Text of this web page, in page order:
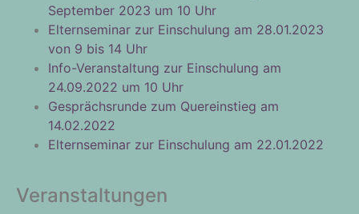
September 2023 um 10 Uhr
Elternseminar zur Einschulung am 28.01.2023
von 9 bis 14 Uhr
Info-Veranstaltung zur Einschulung am
24.09.2022 um 10 Uhr
Gesprächsrunde zum Quereinstieg am
14.02.2022
Elternseminar zur Einschulung am 22.01.2022
Veranstaltungen